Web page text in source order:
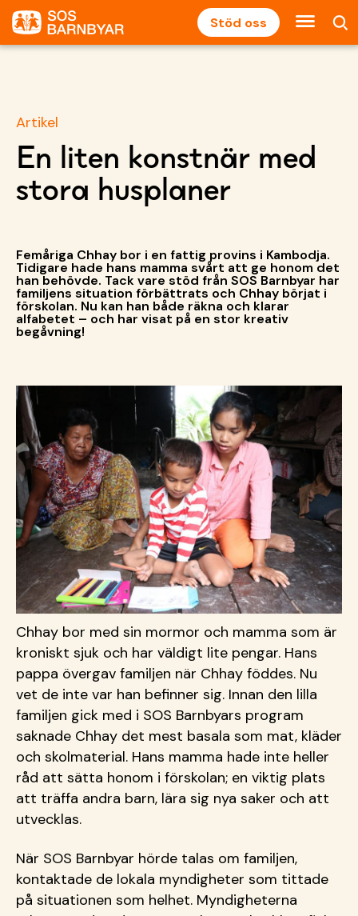
Stöd oss
Artikel
En liten konstnär med
stora husplaner
Femåriga Chhay bor i en fattig provins i Kambodja.
Tidigare hade hans mamma svårt att ge honom det
han behövde. Tack vare stöd från SOS Barnbyar har
familjens situation förbättrats och Chhay börjat i
förskolan. Nu kan han både räkna och klarar
alfabetet – och har visat på en stor kreativ
begåvning!
Chhay bor med sin mormor och mamma som är
kroniskt sjuk och har väldigt lite pengar. Hans
pappa övergav familjen när Chhay föddes. Nu
vet de inte var han befinner sig. Innan den lilla
familjen gick med i SOS Barnbyars program
saknade Chhay det mest basala som mat, kläder
och skolmaterial. Hans mamma hade inte heller
råd att sätta honom i förskolan; en viktig plats
att träffa andra barn, lära sig nya saker och att
utvecklas.
När SOS Barnbyar hörde talas om familjen,
kontaktade de lokala myndigheter som tittade
på situationen som helhet. Myndigheterna